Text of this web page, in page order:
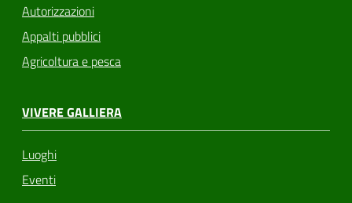
Autorizzazioni
Appalti pubblici
Agricoltura e pesca
VIVERE GALLIERA
Luoghi
Eventi